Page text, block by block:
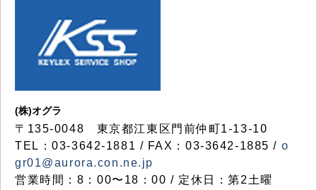
(株)オグラ
〒135-0048 東京都江東区門前仲町1-13-10
TEL：03-3642-1881 / FAX：03-3642-1885 / o
gr01@aurora.con.ne.jp
営業時間：8：00〜18：00 / 定休日：第2土曜